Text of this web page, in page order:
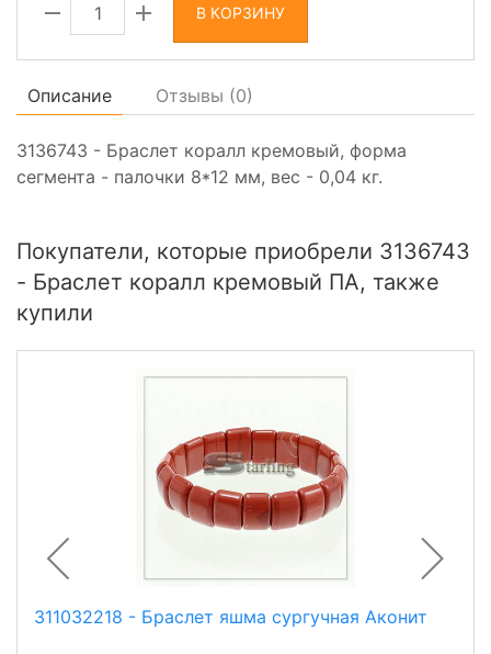
В КОРЗИНУ
Описание Отзывы (0)
3136743 - Браслет коралл кремовый, форма
сегмента - палочки 8*12 мм, вес - 0,04 кг.
Покупатели, которые приобрели 3136743
- Браслет коралл кремовый ПА, также
купили
311032218 - Браслет яшма сургучная Аконит